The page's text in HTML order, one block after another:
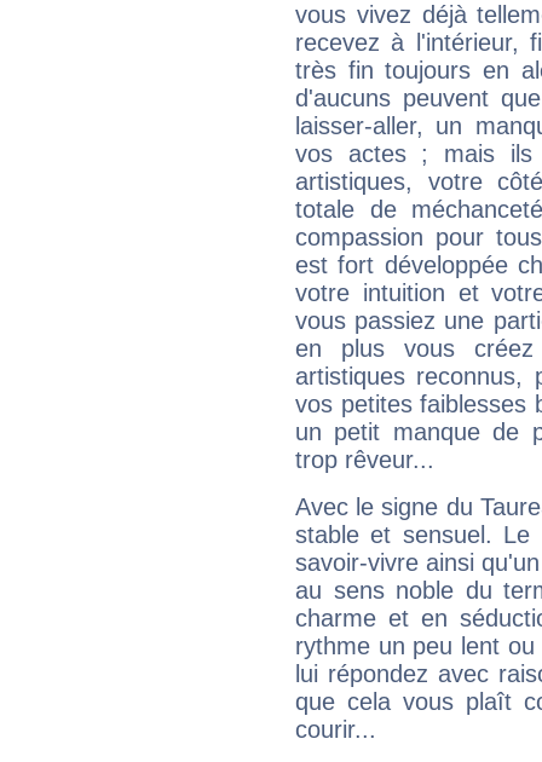
vous vivez déjà
recevez à l'intérieur,
très fin toujours en
d'aucuns peuvent
laisser-aller, un
vos actes ; mais ils
artistiques, votre
totale de
compassion pour
est fort développée
votre intuition et
vous passiez une
en plus vous
artistiques reconnus,
vos petites faiblesses
un petit manque de
trop rêveur...
Avec le signe du
stable et sensuel.
savoir-vivre ainsi
au sens noble du
charme et en
rythme un peu lent
lui répondez avec
que cela vous plaît
courir...